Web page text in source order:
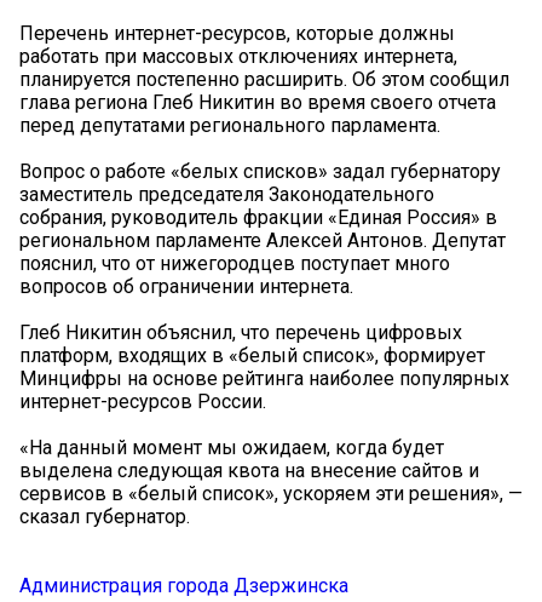
Перечень интернет-ресурсов, которые должны
работать при массовых отключениях интернета,
планируется постепенно расширить. Об этом сообщил
глава региона Глеб Никитин во время своего отчета
перед депутатами регионального парламента.
Вопрос о работе «белых списков» задал губернатору
заместитель председателя Законодательного
собрания, руководитель фракции «Единая Россия» в
региональном парламенте Алексей Антонов. Депутат
пояснил, что от нижегородцев поступает много
вопросов об ограничении интернета.
Глеб Никитин объяснил, что перечень цифровых
платформ, входящих в «белый список», формирует
Минцифры на основе рейтинга наиболее популярных
интернет-ресурсов России.
«На данный момент мы ожидаем, когда будет
выделена следующая квота на внесение сайтов и
сервисов в «белый список», ускоряем эти решения», —
сказал губернатор.
Администрация города Дзержинска